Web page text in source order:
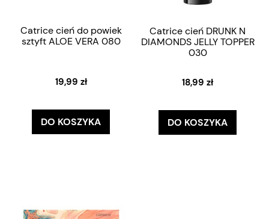
Catrice cień do powiek
sztyft ALOE VERA 080
19,99 zł
DO KOSZYKA
Catrice cień DRUNK N
DIAMONDS JELLY TOPPER
030
18,99 zł
DO KOSZYKA